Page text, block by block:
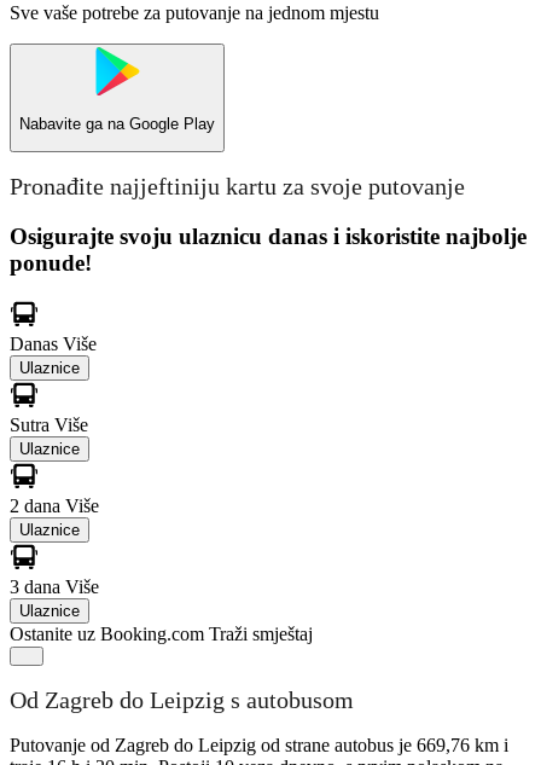
Sve vaše potrebe za putovanje na jednom mjestu
Nabavite ga na Google Play
Pronađite najjeftiniju kartu za svoje putovanje
Osigurajte svoju ulaznicu danas i iskoristite najbolje
ponude!
Danas Više
Ulaznice
Sutra Više
Ulaznice
2 dana Više
Ulaznice
3 dana Više
Ulaznice
Ostanite uz Booking.com Traži smještaj
Od Zagreb do Leipzig s autobusom
Putovanje od Zagreb do Leipzig od strane autobus je 669,76 km i